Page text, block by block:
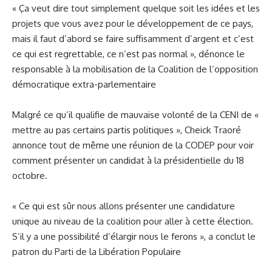
« Ça veut dire tout simplement quelque soit les idées et les
projets que vous avez pour le développement de ce pays,
mais il faut d’abord se faire suffisamment d’argent et c’est
ce qui est regrettable, ce n’est pas normal », dénonce le
responsable à la mobilisation de la Coalition de l’opposition
démocratique extra-parlementaire
Malgré ce qu’il qualifie de mauvaise volonté de la CENI de «
mettre au pas certains partis politiques », Cheick Traoré
annonce tout de même une réunion de la CODEP pour voir
comment présenter un candidat à la présidentielle du 18
octobre.
« Ce qui est sûr nous allons présenter une candidature
unique au niveau de la coalition pour aller à cette élection.
S’il y a une possibilité d’élargir nous le ferons », a conclut le
patron du Parti de la Libération Populaire